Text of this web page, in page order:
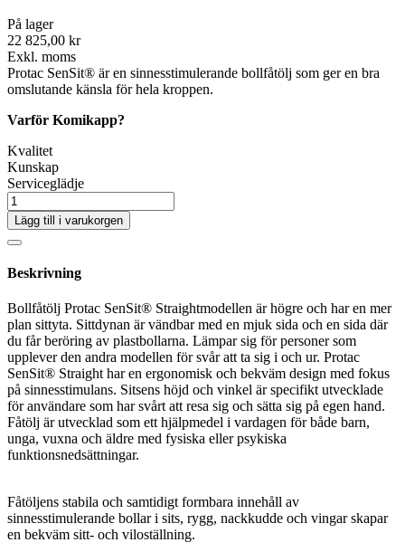
På lager
22 825,00 kr
Exkl. moms
Protac SenSit® är en sinnesstimulerande bollfåtölj som ger en bra
omslutande känsla för hela kroppen.
Varför Komikapp?
Kvalitet
Kunskap
Serviceglädje
Lägg till i varukorgen
Beskrivning
Bollfåtölj Protac SenSit® Straightmodellen är högre och har en mer
plan sittyta. Sittdynan är vändbar med en mjuk sida och en sida där
du får beröring av plastbollarna. Lämpar sig för personer som
upplever den andra modellen för svår att ta sig i och ur. Protac
SenSit® Straight har en ergonomisk och bekväm design med fokus
på sinnesstimulans. Sitsens höjd och vinkel är specifikt utvecklade
för användare som har svårt att resa sig och sätta sig på egen hand.
Fåtölj är utvecklad som ett hjälpmedel i vardagen för både barn,
unga, vuxna och äldre med fysiska eller psykiska
funktionsnedsättningar.
Fåtöljens stabila och samtidigt formbara innehåll av
sinnesstimulerande bollar i sits, rygg, nackkudde och vingar skapar
en bekväm sitt- och viloställning.